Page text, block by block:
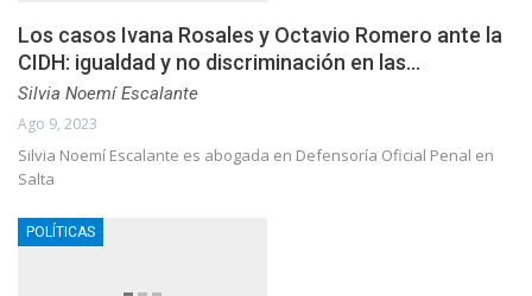
Los casos Ivana Rosales y Octavio Romero ante la
CIDH: igualdad y no discriminación en las…
Silvia Noemí Escalante
Ago 9, 2023
Silvia Noemí Escalante es abogada en Defensoría Oficial Penal en
Salta
POLÍTICAS